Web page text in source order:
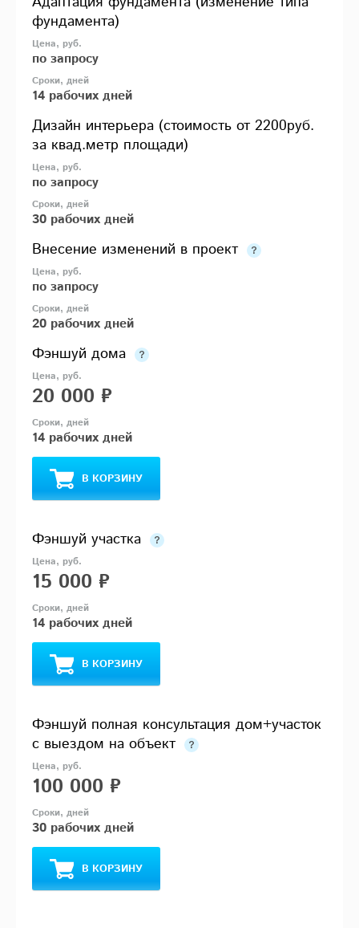
фундамента)
по запросу
14 рабочих дней
Дизайн интерьера (стоимость от 2200руб.
за квад.метр площади)
по запросу
30 рабочих дней
Внесение изменений в проект
по запросу
20 рабочих дней
Фэншуй дома
20 000 ₽
14 рабочих дней
В КОРЗИНУ
Фэншуй участка
15 000 ₽
14 рабочих дней
В КОРЗИНУ
Фэншуй полная консультация дом+участок
с выездом на объект
100 000 ₽
30 рабочих дней
В КОРЗИНУ